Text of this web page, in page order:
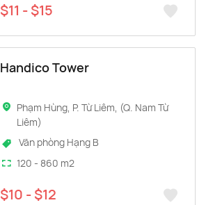
$11 - $15
Handico Tower
Phạm Hùng, P. Từ Liêm, (Q. Nam Từ
Liêm)
Văn phòng Hạng B
120 - 860 m2
$10 - $12